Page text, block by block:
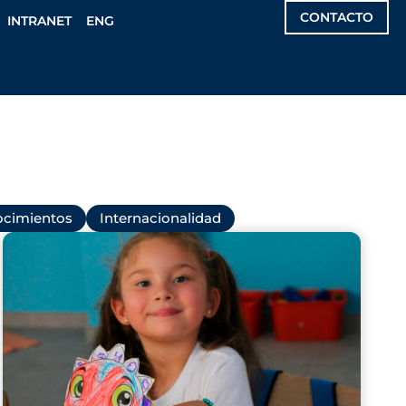
INTRANET ENG CONTACTO
Internacionalidad